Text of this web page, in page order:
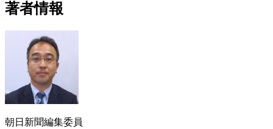
著者情報
朝日新聞編集委員